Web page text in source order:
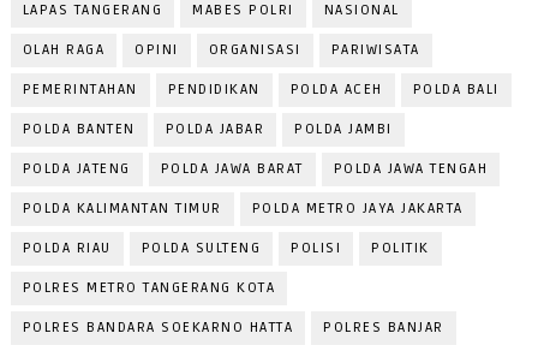
LAPAS TANGERANG MABES POLRI NASIONAL
OLAH RAGA OPINI ORGANISASI PARIWISATA
PEMERINTAHAN PENDIDIKAN POLDA ACEH POLDA BALI
POLDA BANTEN POLDA JABAR POLDA JAMBI
POLDA JATENG POLDA JAWA BARAT POLDA JAWA TENGAH
POLDA KALIMANTAN TIMUR POLDA METRO JAYA JAKARTA
POLDA RIAU POLDA SULTENG POLISI POLITIK
POLRES METRO TANGERANG KOTA
POLRES BANDARA SOEKARNO HATTA POLRES BANJAR